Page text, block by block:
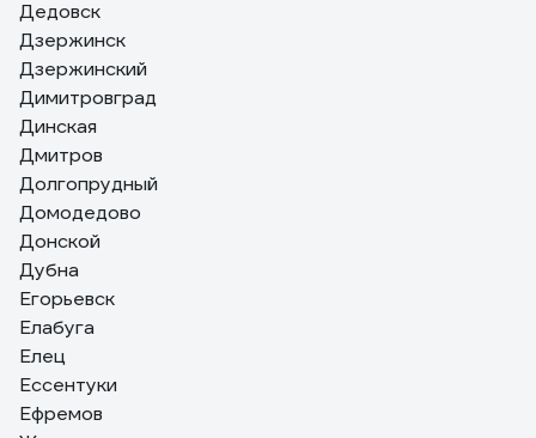
Дедовск
Дзержинск
Дзержинский
Димитровград
Динская
Дмитров
Долгопрудный
Домодедово
Донской
Дубна
Егорьевск
Елабуга
Елец
Ессентуки
Ефремов